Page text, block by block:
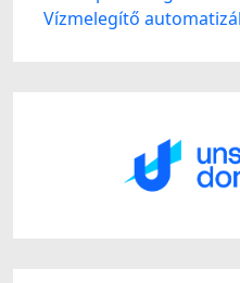
Vízmelegítő